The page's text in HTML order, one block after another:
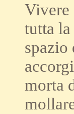
Vivere
tutta
spazio
morta